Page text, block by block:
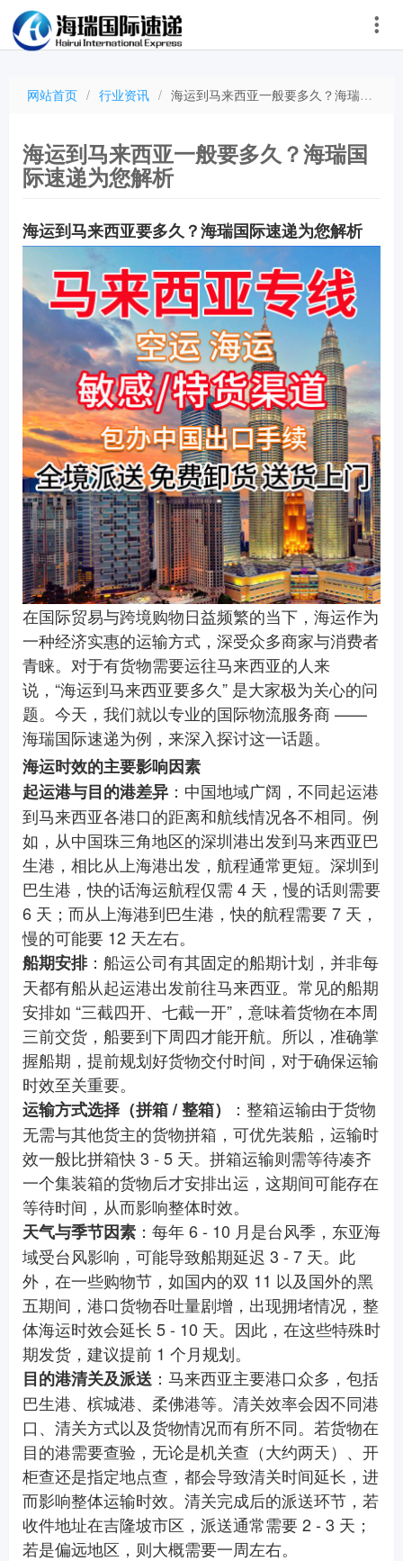
网站首页 / 行业资讯 / 海运到马来西亚一般要多久？海瑞国际速递为您解析
海运到马来西亚一般要多久？海瑞国
际速递为您解析
海运到马来西亚要多久？海瑞国际速递为您解析
在国际贸易与跨境购物日益频繁的当下，海运作为
一种经济实惠的运输方式，深受众多商家与消费者
青睐。对于有货物需要运往马来西亚的人来
说，“海运到马来西亚要多久” 是大家极为关心的问
题。今天，我们就以专业的国际物流服务商 ——
海瑞国际速递为例，来深入探讨这一话题。
海运时效的主要影响因素
起运港与目的港差异 ：中国地域广阔，不同起运港
到马来西亚各港口的距离和航线情况各不相同。例
如，从中国珠三角地区的深圳港出发到马来西亚巴
生港，相比从上海港出发，航程通常更短。深圳到
巴生港，快的话海运航程仅需 4 天，慢的话则需要
6 天；而从上海港到巴生港，快的航程需要 7 天，
慢的可能要 12 天左右。
船期安排：船运公司有其固定的船期计划，并非每
天都有船从起运港出发前往马来西亚。常见的船期
安排如 “三截四开、七截一开”，意味着货物在本周
三前交货，船要到下周四才能开航。所以，准确掌
握船期，提前规划好货物交付时间，对于确保运输
时效至关重要。
运输方式选择（拼箱 / 整箱）
：整箱运输由于货物
无需与其他货主的货物拼箱，可优先装船，运输时
效一般比拼箱快 3 - 5 天。拼箱运输则需等待凑齐
一个集装箱的货物后才安排出运，这期间可能存在
等待时间，从而影响整体时效。
天气与季节因素 ：每年 6 - 10 月是台风季，东亚海
域受台风影响，可能导致船期延迟 3 - 7 天。此
外，在一些购物节，如国内的双 11 以及国外的黑
五期间，港口货物吞吐量剧增，出现拥堵情况，整
体海运时效会延长 5 - 10 天。因此，在这些特殊时
期发货，建议提前 1 个月规划。
目的港清关及派送 ：马来西亚主要港口众多，包括
巴生港、槟城港、柔佛港等。清关效率会因不同港
口、清关方式以及货物情况而有所不同。若货物在
目的港需要查验，无论是机关查（大约两天）、开
柜查还是指定地点查，都会导致清关时间延长，进
而影响整体运输时效。清关完成后的派送环节，若
收件地址在吉隆坡市区，派送通常需要 2 - 3 天；
若是偏远地区，则大概需要一周左右。